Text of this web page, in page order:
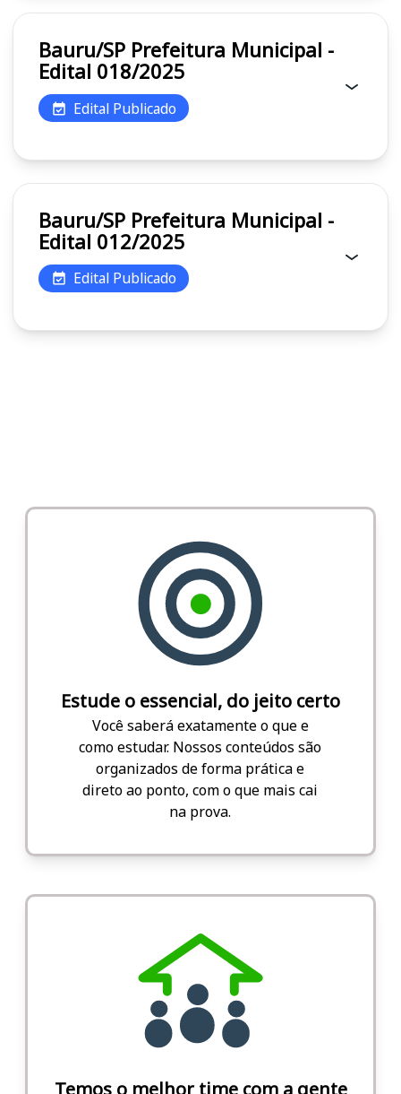
Bauru/SP Prefeitura Municipal -
Edital 018/2025
Edital Publicado
Bauru/SP Prefeitura Municipal -
Edital 012/2025
Edital Publicado
Estude o essencial, do jeito certo
Você saberá exatamente o que e
como estudar. Nossos conteúdos são
organizados de forma prática e
direto ao ponto, com o que mais cai
na prova.
Temos o melhor time com a gente